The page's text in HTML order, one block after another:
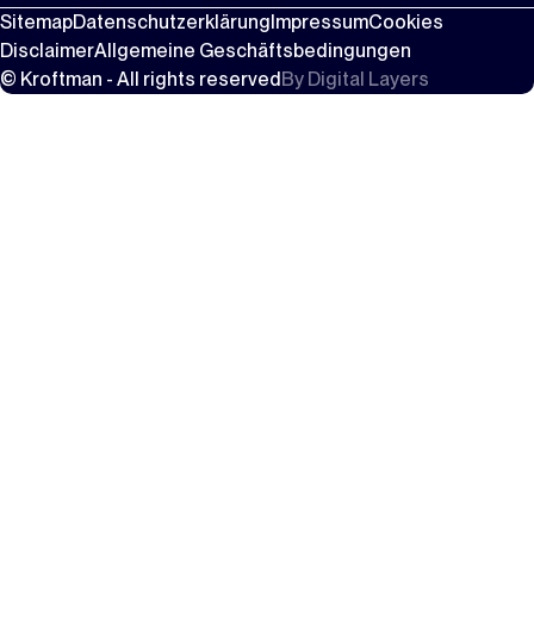
SitemapDatenschutzerklärung ImpressumCookies
DisclaimerAllgemeine Geschäftsbedingungen
© Kroftman - All rights reserved By Digital Layers